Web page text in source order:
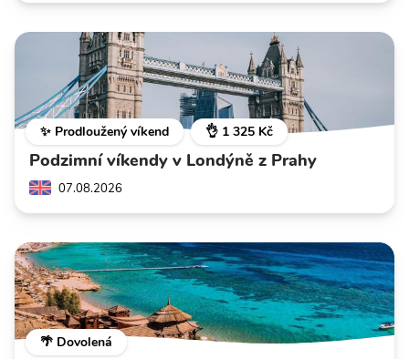
✨ Prodloužený víkend 👌 1 325 Kč
Podzimní víkendy v Londýně z Prahy
07.08.2026
🌴 Dovolená